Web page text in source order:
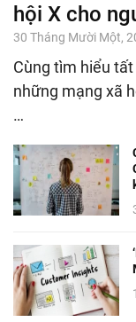
hội X cho
30 Tháng Mười Một,
Cùng tìm hiểu
những mạng xã
…